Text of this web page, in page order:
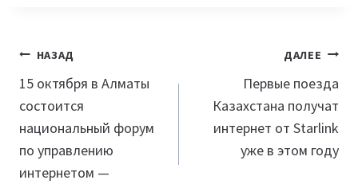
Навигация
по
записям
НАЗАД
15 октября в Алматы
состоится
национальный форум
по управлению
интернетом —
ДАЛЕЕ
Первые поезда
Казахстана получат
интернет от Starlink
уже в этом году